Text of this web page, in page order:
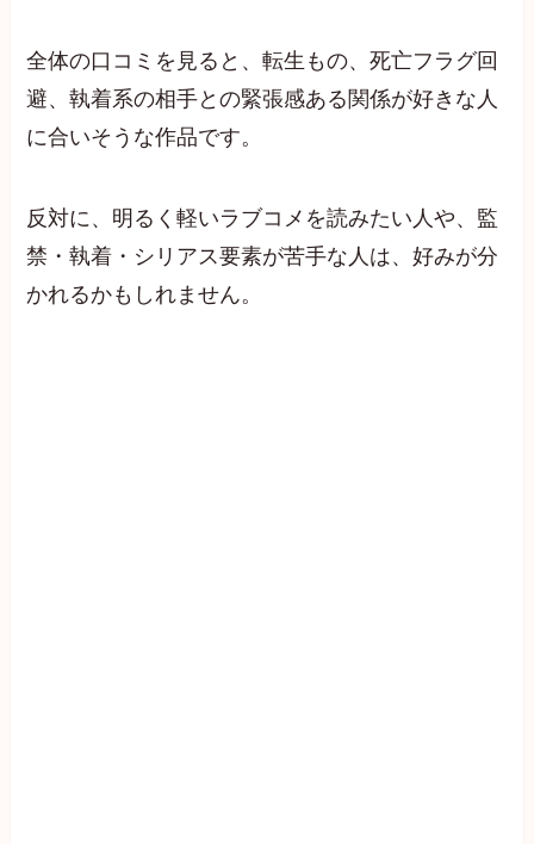
全体の口コミを見ると、転生もの、死亡フラグ回
避、執着系の相手との緊張感ある関係が好きな人
に合いそうな作品です。
反対に、明るく軽いラブコメを読みたい人や、監
禁・執着・シリアス要素が苦手な人は、好みが分
かれるかもしれません。